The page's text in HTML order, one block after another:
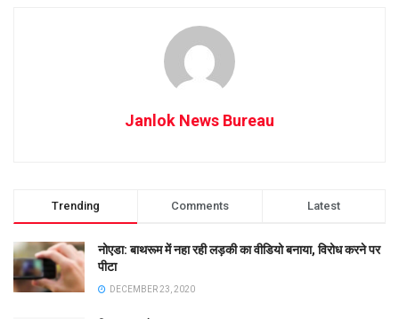
Janlok News Bureau
Trending Comments Latest
नोएडा: बाथरूम में नहा रही लड़की का वीडियो बनाया, विरोध करने पर
पीटा
DECEMBER 23, 2020